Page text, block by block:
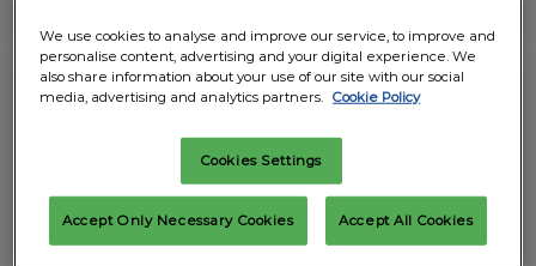
We use cookies to analyse and improve our service, to improve and
personalise content, advertising and your digital experience. We
also share information about your use of our site with our social
media, advertising and analytics partners. Cookie Policy
Cookies Settings
Accept Only Necessary Cookies Accept All Cookies